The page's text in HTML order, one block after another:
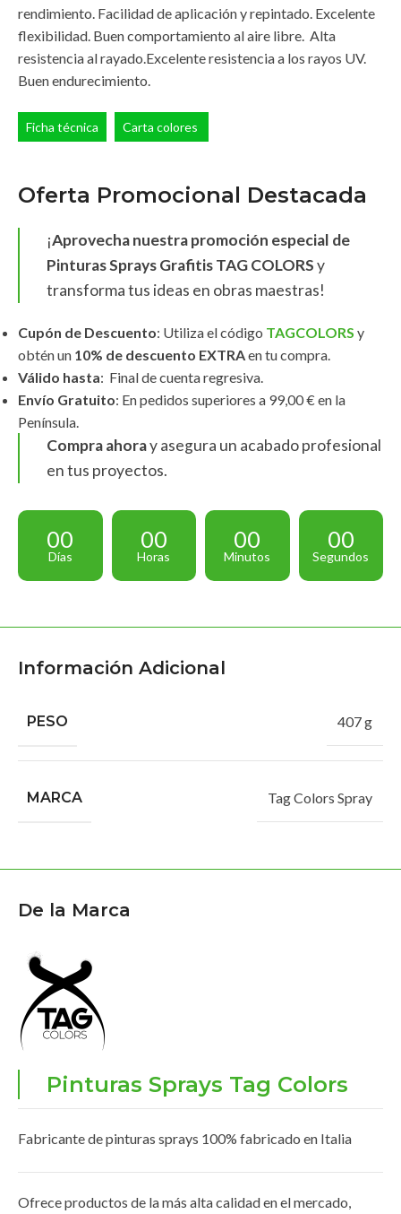
rendimiento. Facilidad de aplicación y repintado. Excelente
flexibilidad. Buen comportamiento al aire libre. Alta
resistencia al rayado.Excelente resistencia a los rayos UV.
Buen endurecimiento.
Ficha técnica Carta colores
Oferta Promocional Destacada
¡Aprovecha nuestra promoción especial de
Pinturas Sprays Grafitis TAG COLORSy
transforma tus ideas en obras maestras!
Cupón de Descuento: Utiliza el código TAGCOLORS y
obtén un 10% de descuento EXTRAen tu compra.
Válido hasta: Final de cuenta regresiva.
Envío Gratuito: En pedidos superiores a 99,00 € en la
Península.
Compra ahoray asegura un acabado profesional
en tus proyectos.
00
Días
00
Horas
00
Minutos
00
Segundos
Información Adicional
PESO 407 g
MARCA Tag Colors Spray
De la Marca
Pinturas Sprays Tag Colors
Fabricante de pinturas sprays 100% fabricado en Italia
Ofrece productos de la más alta calidad en el mercado,